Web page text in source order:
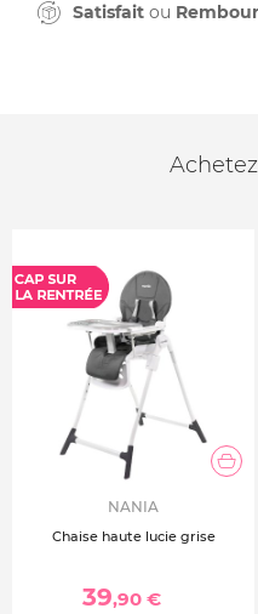
Satisfait ou
NANIA
Chaise haute lucie grise
39,90 €